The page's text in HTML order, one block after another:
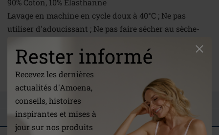
Rester informé
Recevez les dernières
actualités d'Amoena,
conseils, histoires
inspirantes et mises à
jour sur nos produits
90% Coton, 10% Elasthanne
Lavage en machine en cycle doux à 40°C ; Ne pas
utiliser d'adoucissant ; Ne pas faire sécher au sèche-
Lien
/be-fr/a-notre-propos/entretien/
POSER UNE QUESTION
COMMENTAIRES